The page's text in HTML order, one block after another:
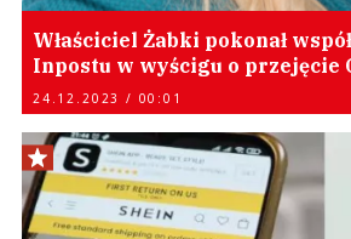
Właściciel Żabki pokonał
Inpostu w wyścigu o przejęcie
24.12.2023 / 00:01